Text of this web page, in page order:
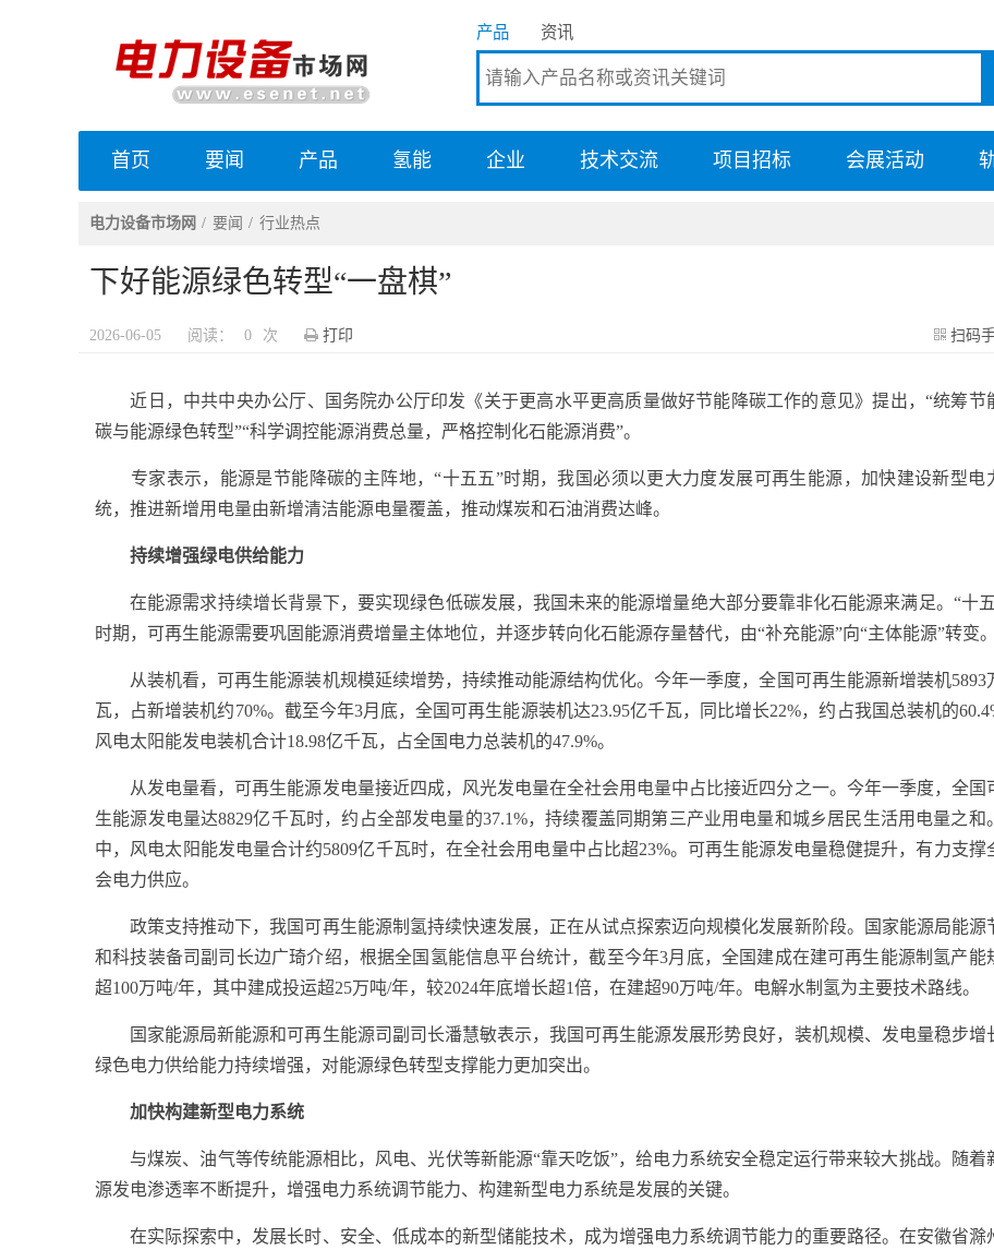
产品 资讯
首页 要闻 产品 氢能 企业 技术交流 项目招标 会展活动
电力设备市场网 要闻 行业热点
下好能源绿色转型“一盘棋”
2026-06-05 阅读： 0 次 打印 扫码
近日，中共中央办公厅、国务院办公厅印发《关于更高水平更高质量做好节能降碳工作的意见》提出，“统筹节
碳与能源绿色转型”“科学调控能源消费总量，严格控制化石能源消费”。
专家表示，能源是节能降碳的主阵地，“十五五”时期，我国必须以更大力度发展可再生能源，加快建设新型电
统，推进新增用电量由新增清洁能源电量覆盖，推动煤炭和石油消费达峰。
持续增强绿电供给能力
在能源需求持续增长背景下，要实现绿色低碳发展，我国未来的能源增量绝大部分要靠非化石能源来满足。“十
时期，可再生能源需要巩固能源消费增量主体地位，并逐步转向化石能源存量替代，由“补充能源”向“主体能源”转变。
从装机看，可再生能源装机规模延续增势，持续推动能源结构优化。今年一季度，全国可再生能源新增装机5893
瓦，占新增装机约70%。截至今年3月底，全国可再生能源装机达23.95亿千瓦，同比增长22%，约占我国总装机的
风电太阳能发电装机合计18.98亿千瓦，占全国电力总装机的47.9%。
从发电量看，可再生能源发电量接近四成，风光发电量在全社会用电量中占比接近四分之一。今年一季度，全国
生能源发电量达8829亿千瓦时，约占全部发电量的37.1%，持续覆盖同期第三产业用电量和城乡居民生活用电量之和
中，风电太阳能发电量合计约5809亿千瓦时，在全社会用电量中占比超23%。可再生能源发电量稳健提升，有力支撑
会电力供应。
政策支持推动下，我国可再生能源制氢持续快速发展，正在从试点探索迈向规模化发展新阶段。国家能源局能源
和科技装备司副司长边广琦介绍，根据全国氢能信息平台统计，截至今年3月底，全国建成在建可再生能源制氢产能
超100万吨/年，其中建成投运超25万吨/年，较2024年底增长超1倍，在建超90万吨/年。电解水制氢为主要技术路线。
国家能源局新能源和可再生能源司副司长潘慧敏表示，我国可再生能源发展形势良好，装机规模、发电量稳步增
绿色电力供给能力持续增强，对能源绿色转型支撑能力更加突出。
加快构建新型电力系统
与煤炭、油气等传统能源相比，风电、光伏等新能源“靠天吃饭”，给电力系统安全稳定运行带来较大挑战。随着
源发电渗透率不断提升，增强电力系统调节能力、构建新型电力系统是发展的关键。
在实际探索中，发展长时、安全、低成本的新型储能技术，成为增强电力系统调节能力的重要路径。在安徽省滁